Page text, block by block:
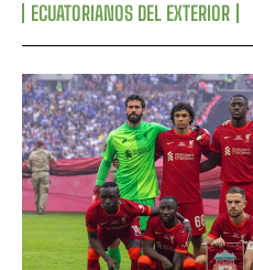
ECUATORIANOS DEL EXTERIOR